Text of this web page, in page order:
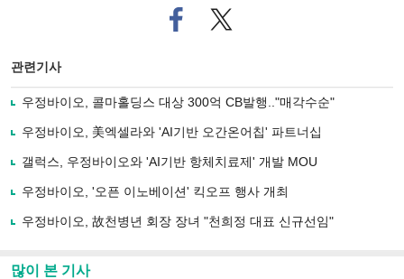
페
이
로
기
사
유
기
트위
터로
관련기사
우정바이오, 콜마홀딩스 대상 300억 CB발행.."매각수순"
우정바이오, 美엑셀라와 'AI기반 오간온어칩' 파트너십
갤럭스, 우정바이오와 'AI기반 항체치료제' 개발 MOU
우정바이오, '오픈 이노베이션' 킥오프 행사 개최
우정바이오, 故천병년 회장 장녀 "천희정 대표 신규선임"
많이 본 기사